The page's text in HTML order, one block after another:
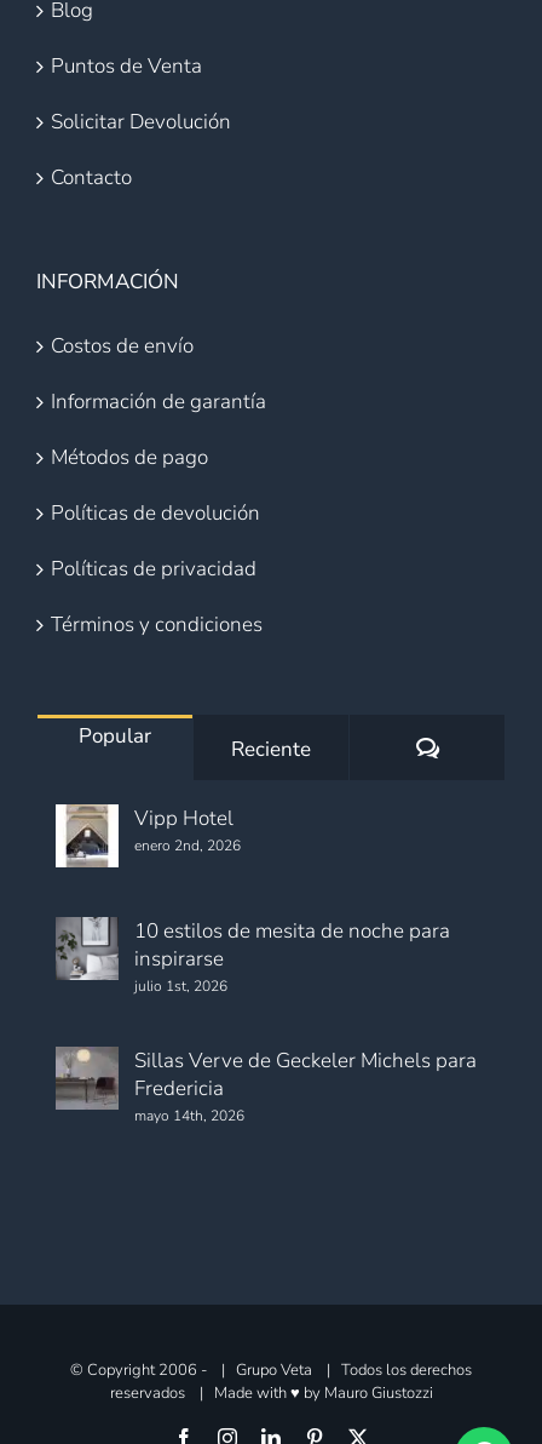
Blog
Puntos de Venta
Solicitar Devolución
Contacto
INFORMACIÓN
Costos de envío
Información de garantía
Métodos de pago
Políticas de devolución
Políticas de privacidad
Términos y condiciones
Popular Reciente
Vipp Hotel
enero 2nd, 2026
10 estilos de mesita de noche para
inspirarse
julio 1st, 2026
Sillas Verve de Geckeler Michels para
Fredericia
mayo 14th, 2026
© Copyright 2006 -
| Grupo Veta | Todos los derechos
reservados | Made with ♥ by Mauro Giustozzi
FacebookInstagramLinkedInPinterest